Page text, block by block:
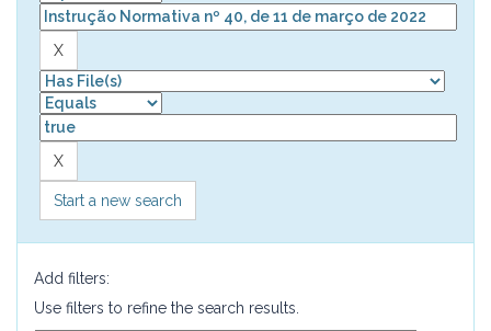
Start a new search
Add filters:
Use filters to refine the search results.